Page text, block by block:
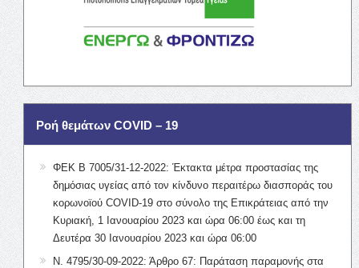
Ροή θεμάτων COVID – 19
ΦΕΚ Β 7005/31-12-2022: Έκτακτα μέτρα προστασίας της
δημόσιας υγείας από τον κίνδυνο περαιτέρω διασποράς του
κορωνοϊού COVID-19 στο σύνολο της Επικράτειας από την
Κυριακή, 1 Ιανουαρίου 2023 και ώρα 06:00 έως και τη
Δευτέρα 30 Ιανουαρίου 2023 και ώρα 06:00
Ν. 4795/30-09-2022: Άρθρο 67: Παράταση παραμονής στα